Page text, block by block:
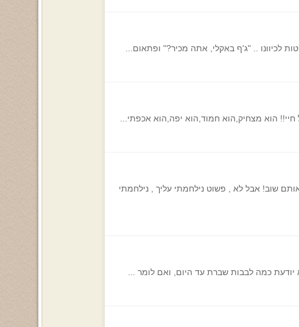
לכיוונו .. "ג'ף באקלי, אתה מכיר?" ופתאום...
הוא מצחיק,הוא חמוד,הוא יפה,הוא אכפתי...
שוב! אבל לא , פשוט נילחמתי עליך , נילחמתי
כמה לבבות שברת עד היום, ואם לומר ...